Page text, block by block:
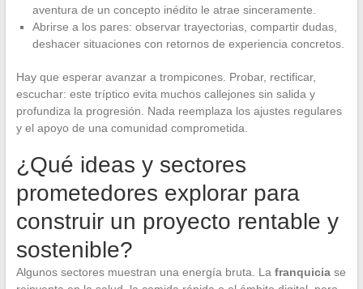
aventura de un concepto inédito le atrae sinceramente.
Abrirse a los pares: observar trayectorias, compartir dudas,
deshacer situaciones con retornos de experiencia concretos.
Hay que esperar avanzar a trompicones. Probar, rectificar,
escuchar: este tríptico evita muchos callejones sin salida y
profundiza la progresión. Nada reemplaza los ajustes regulares
y el apoyo de una comunidad comprometida.
¿Qué ideas y sectores
prometedores explorar para
construir un proyecto rentable y
sostenible?
Algunos sectores muestran una energía bruta. La franquiciase